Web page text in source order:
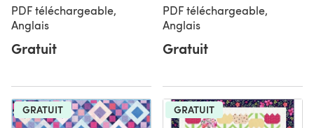
PDF téléchargeable,
Anglais
Gratuit
PDF téléchargeable,
Anglais
Gratuit
GRATUIT GRATUIT